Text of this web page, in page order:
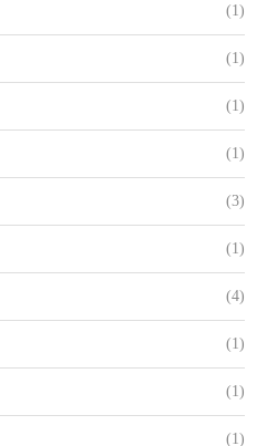
(1)
(1)
(1)
(1)
(3)
(1)
(4)
(1)
(1)
(1)